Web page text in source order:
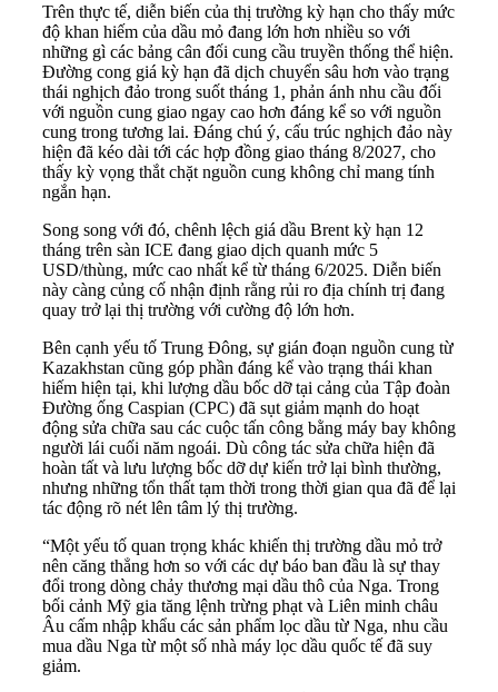
Trên thực tế, diễn biến của thị trường kỳ hạn cho thấy mức
độ khan hiếm của dầu mỏ đang lớn hơn nhiều so với
những gì các bảng cân đối cung cầu truyền thống thể hiện.
Đường cong giá kỳ hạn đã dịch chuyển sâu hơn vào trạng
thái nghịch đảo trong suốt tháng 1, phản ánh nhu cầu đối
với nguồn cung giao ngay cao hơn đáng kể so với nguồn
cung trong tương lai. Đáng chú ý, cấu trúc nghịch đảo này
hiện đã kéo dài tới các hợp đồng giao tháng 8/2027, cho
thấy kỳ vọng thắt chặt nguồn cung không chỉ mang tính
ngắn hạn.
Song song với đó, chênh lệch giá dầu Brent kỳ hạn 12
tháng trên sàn ICE đang giao dịch quanh mức 5
USD/thùng, mức cao nhất kể từ tháng 6/2025. Diễn biến
này càng củng cố nhận định rằng rủi ro địa chính trị đang
quay trở lại thị trường với cường độ lớn hơn.
Bên cạnh yếu tố Trung Đông, sự gián đoạn nguồn cung từ
Kazakhstan cũng góp phần đáng kể vào trạng thái khan
hiếm hiện tại, khi lượng dầu bốc dỡ tại cảng của Tập đoàn
Đường ống Caspian (CPC) đã sụt giảm mạnh do hoạt
động sửa chữa sau các cuộc tấn công bằng máy bay không
người lái cuối năm ngoái. Dù công tác sửa chữa hiện đã
hoàn tất và lưu lượng bốc dỡ dự kiến trở lại bình thường,
nhưng những tổn thất tạm thời trong thời gian qua đã để lại
tác động rõ nét lên tâm lý thị trường.
“Một yếu tố quan trọng khác khiến thị trường dầu mỏ trở
nên căng thẳng hơn so với các dự báo ban đầu là sự thay
đổi trong dòng chảy thương mại dầu thô của Nga. Trong
bối cảnh Mỹ gia tăng lệnh trừng phạt và Liên minh châu
Âu cấm nhập khẩu các sản phẩm lọc dầu từ Nga, nhu cầu
mua dầu Nga từ một số nhà máy lọc dầu quốc tế đã suy
giảm.